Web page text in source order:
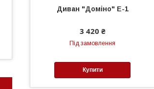
Диван "Доміно" Е-1
3 420 ₴
Під замовлення
Купити